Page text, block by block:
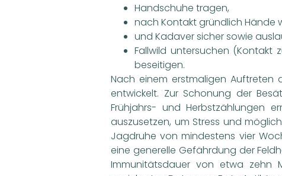
Handschuhe tragen,
nach Kontakt gründlich Hände
und Kadaver sicher sowie
Fallwild untersuchen (Kontakt
beseitigen.
Nach einem erstmaligen Auftreten
entwickelt. Zur Schonung der
Frühjahrs- und Herbstzählungen
auszusetzen, um Stress und
Jagdruhe von mindestens vier
eine generelle Gefährdung der
Immunitätsdauer von etwa zehn